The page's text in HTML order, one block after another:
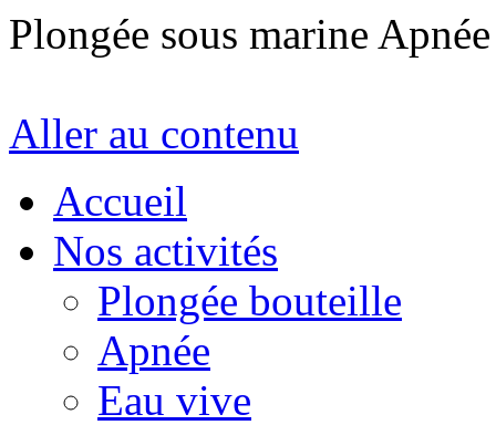
Plongée sous marine
Aller au contenu
Accueil
Nos activités
Plongée bouteille
Apnée
Eau vive